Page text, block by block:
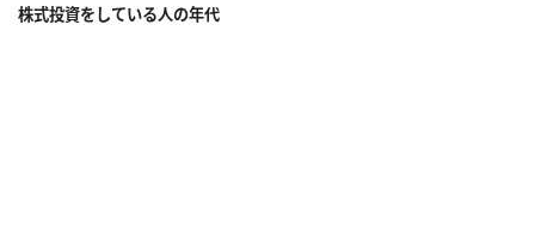
株式投資をしている人の年代